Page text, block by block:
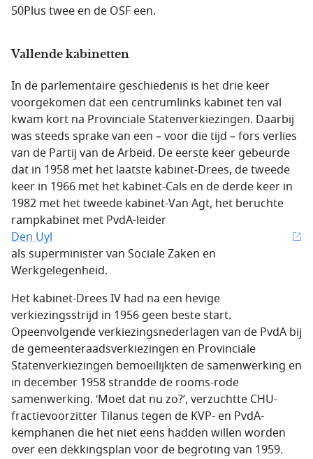
50Plus twee en de OSF een.
Vallende kabinetten
In de parlementaire geschiedenis is het drie keer
voorgekomen dat een centrumlinks kabinet ten val
kwam kort na Provinciale Statenverkiezingen. Daarbij
was steeds sprake van een – voor die tijd – fors verlies
van de Partij van de Arbeid. De eerste keer gebeurde
dat in 1958 met het laatste kabinet-Drees, de tweede
keer in 1966 met het kabinet-Cals en de derde keer in
1982 met het tweede kabinet-Van Agt, het beruchte
rampkabinet met PvdA-leider
Den Uyl
als superminister van Sociale Zaken en
Werkgelegenheid.
Het kabinet-Drees IV had na een hevige
verkiezingsstrijd in 1956 geen beste start.
Opeenvolgende verkiezingsnederlagen van de PvdA bij
de gemeenteraadsverkiezingen en Provinciale
Statenverkiezingen bemoeilijkten de samenwerking en
in december 1958 strandde de rooms-rode
samenwerking. ‘Moet dat nu zo?’, verzuchtte CHU-
fractievoorzitter Tilanus tegen de KVP- en PvdA-
kemphanen die het niet eens hadden willen worden
over een dekkingsplan voor de begroting van 1959.